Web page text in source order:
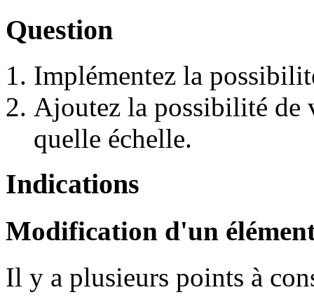
Question
Implémentez la
Ajoutez la possibilité de
quelle échelle.
Indications
Modification d'un
Il y a plusieurs points à